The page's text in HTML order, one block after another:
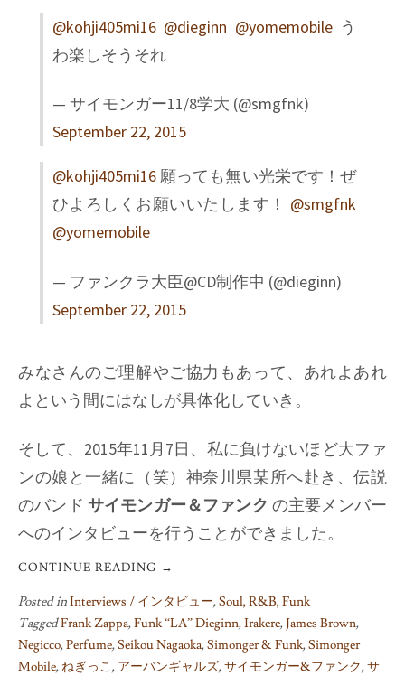
@kohji405mi16 @dieginn @yomemobileう
わ楽しそうそれ
— サイモンガー11/8学大 (@smgfnk)
September 22, 2015
@kohji405mi16 願っても無い光栄です！ぜ
ひよろしくお願いいたします！ @smgfnk
@yomemobile
— ファンクラ大臣@CD制作中 (@dieginn)
September 22, 2015
みなさんのご理解やご協力もあって、あれよあれ
よという間にはなしが具体化していき。
そして、2015年11月7日、私に負けないほど大ファ
ンの娘と一緒に（笑）神奈川県某所へ赴き、伝説
のバンド サイモンガー＆ファンク の主要メンバー
へのインタビューを行うことができました。
CONTINUE READING →
Posted inInterviews / インタビュー,Soul, R&B, Funk
TaggedFrank Zappa,Funk “LA” Dieginn,Irakere,James Brown,
Negicco,Perfume,Seikou Nagaoka,Simonger & Funk,Simonger
Mobile,ねぎっこ, アーバンギャルズ,サイモンガー&ファンク,サ